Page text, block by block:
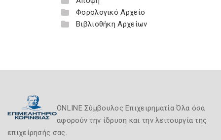
Φορολογικό Αρχείο
Βιβλιοθήκη Αρχείων
ONLINE Σύμβουλος Επιχειρηματία Όλα όσα
αφορούν την ίδρυση και την λειτουργία της
επιχείρησής σας.